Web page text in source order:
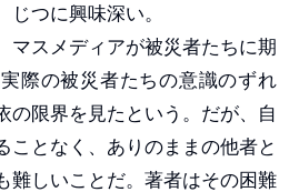
じつに興味深い。
スメディアが被災者たちに期
際の被災者たちの意識のずれ
の限界を見たという。だが、自
ことなく、ありのままの他者と
難しいことだ。著者はその困難